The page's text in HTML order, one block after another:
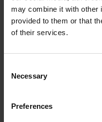
may combine it with other
provided to them or that
of their services.
Selection
Necessary
Preferences
Parlamentu
komisji 2003/124/WE,
- informacje poufne
Powiązane
09.07.2026
Zobacz więcej